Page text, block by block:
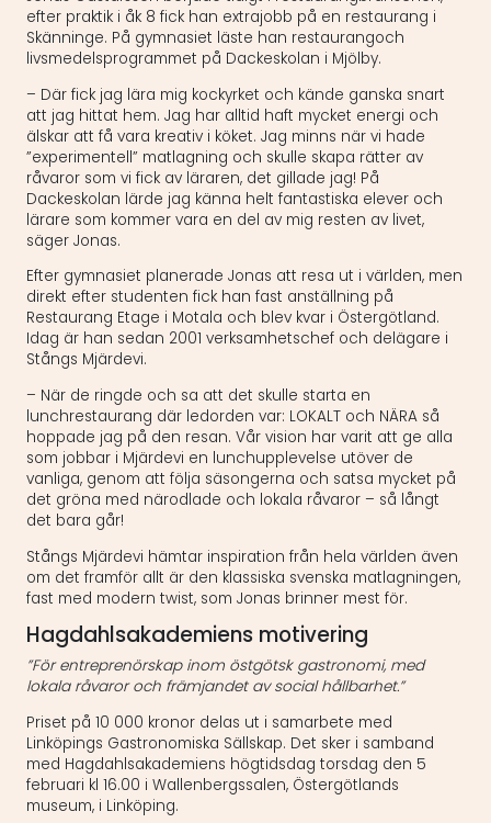
efter praktik i åk 8 fick han extrajobb på en restaurang i
Skänninge. På gymnasiet läste han restaurangoch
livsmedelsprogrammet på Dackeskolan i Mjölby.
– Där fick jag lära mig kockyrket och kände ganska snart
att jag hittat hem. Jag har alltid haft mycket energi och
älskar att få vara kreativ i köket. Jag minns när vi hade
”experimentell” matlagning och skulle skapa rätter av
råvaror som vi fick av läraren, det gillade jag! På
Dackeskolan lärde jag känna helt fantastiska elever och
lärare som kommer vara en del av mig resten av livet,
säger Jonas.
Efter gymnasiet planerade Jonas att resa ut i världen, men
direkt efter studenten fick han fast anställning på
Restaurang Etage i Motala och blev kvar i Östergötland.
Idag är han sedan 2001 verksamhetschef och delägare i
Stångs Mjärdevi.
– När de ringde och sa att det skulle starta en
lunchrestaurang där ledorden var: LOKALT och NÄRA så
hoppade jag på den resan. Vår vision har varit att ge alla
som jobbar i Mjärdevi en lunchupplevelse utöver de
vanliga, genom att följa säsongerna och satsa mycket på
det gröna med närodlade och lokala råvaror – så långt
det bara går!
Stångs Mjärdevi hämtar inspiration från hela världen även
om det framför allt är den klassiska svenska matlagningen,
fast med modern twist, som Jonas brinner mest för.
Hagdahlsakademiens motivering
”För entreprenörskap inom östgötsk gastronomi, med
lokala råvaror och främjandet av social hållbarhet.”
Priset på 10 000 kronor delas ut i samarbete med
Linköpings Gastronomiska Sällskap. Det sker i samband
med Hagdahlsakademiens högtidsdag torsdag den 5
februari kl 16.00 i Wallenbergssalen, Östergötlands
museum, i Linköping.